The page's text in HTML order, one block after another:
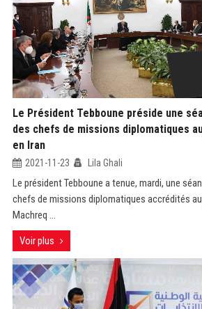
Le Président Tebboune préside une
des chefs de missions diplomatiques
en Iran
2021-11-23 Lila Ghali
Le président Tebboune a tenue, mardi, une
chefs de missions diplomatiques accrédités
Machreq ...
Voir plus